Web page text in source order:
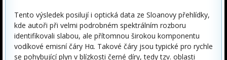
Tento výsledek posilují i optická data ze Sloanovy přehlídky,
kde autoři při velmi podrobném spektrálním rozboru
identifikovali slabou, ale přítomnou širokou komponentu
vodíkové emisní čáry Hα. Takové čáry jsou typické pro rychle
se pohybující plyn v blízkosti černé díry, tedy tzv. oblasti